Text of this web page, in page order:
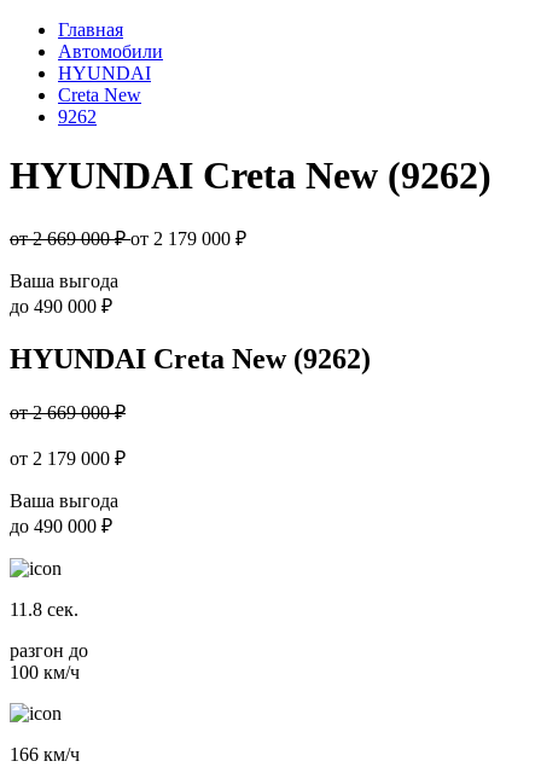
Главная
Автомобили
HYUNDAI
Creta New
9262
HYUNDAI Creta New (9262)
от 2 669 000 ₽от 2 179 000 ₽
Ваша выгода
до 490 000 ₽
HYUNDAI Creta New (9262)
от 2 669 000 ₽
от 2 179 000 ₽
Ваша выгода
до 490 000 ₽
11.8 сек.
разгон до
100 км/ч
166 км/ч